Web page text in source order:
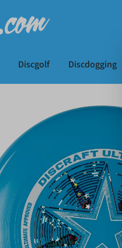
Discgolf Discdogging